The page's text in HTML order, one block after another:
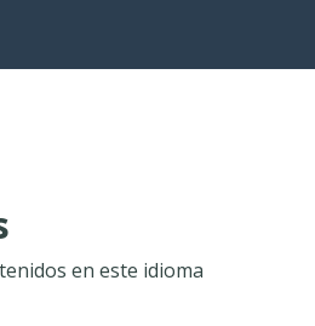
en este idioma